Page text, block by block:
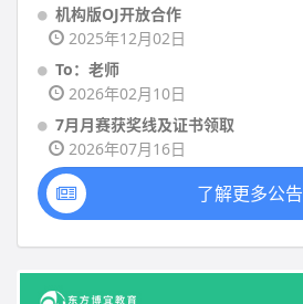
机构版OJ开放合作
2025年12月02日
To：老师
2026年02月10日
7月月赛获奖线及证书领取
2026年07月16日
了解更多公告